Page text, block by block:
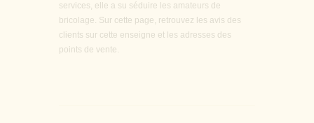
services, elle a su séduire les amateurs de
bricolage. Sur cette page, retrouvez les avis des
clients sur cette enseigne et les adresses des
points de vente.